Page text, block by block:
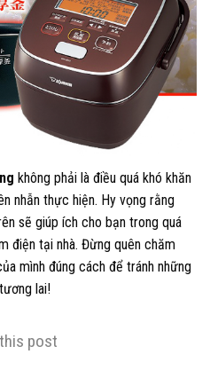
không phải là điều quá khó khăn
nhẫn thực hiện. Hy vọng rằng
sẽ giúp ích cho bạn trong quá
điện tại nhà. Đừng quên chăm
mình đúng cách để tránh những
lai!
post